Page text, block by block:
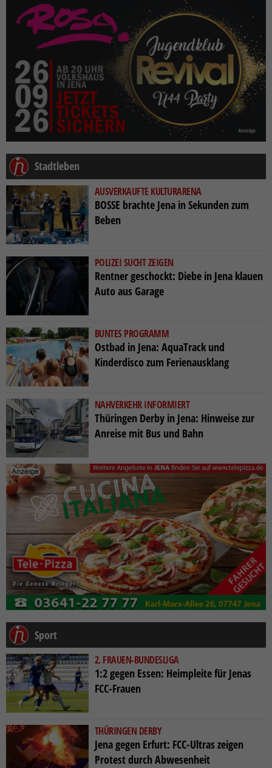
Stadtleben
AUSVERKAUFTE KULTURARENA
BOSSE brachte Jena in Sekunden zum
Beben
POLIZEI SUCHT ZEIGEN
Rentner geschockt: Diebe in Jena klauen
Auto aus Garage
BUNTES PROGRAMM
Ostbad in Jena: AquaTrack und
Kinderdisco zum Ferienausklang
NAHVERKEHR INFORMIERT
Thüringen Derby in Jena: Hinweise zur
Anreise mit Bus und Bahn
Sport
2. FRAUEN-BUNDESLIGA
1:2 gegen Essen: Heimpleite für Jenas
FCC-Frauen
THÜRINGEN DERBY
Jena gegen Erfurt: FCC-Ultras zeigen
Protest durch Abwesenheit